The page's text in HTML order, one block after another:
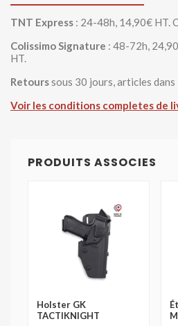
TNT Express : 24-48h, 14,90€ HT.
Colissimo Signature : 48-72h,
HT.
Retourssous 30 jours, articles
Voir les conditions completes de
PRODUITS ASSOCIES
Holster GK
TACTIKNIGHT